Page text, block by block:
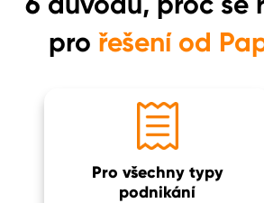
pro řešení od
Pro všechny typy
podnikání